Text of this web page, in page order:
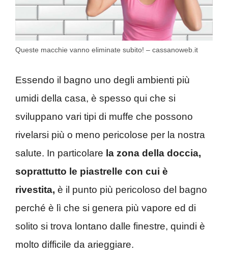
Queste macchie vanno eliminate subito! – cassanoweb.it
Essendo il bagno uno degli ambienti più
umidi della casa, è spesso qui che si
sviluppano vari tipi di muffe che possono
rivelarsi più o meno pericolose per la nostra
salute. In particolare la zona della doccia,
soprattutto le piastrelle con cui è
rivestita, è il punto più pericoloso del bagno
perché è lì che si genera più vapore ed di
solito si trova lontano dalle finestre, quindi è
molto difficile da arieggiare.